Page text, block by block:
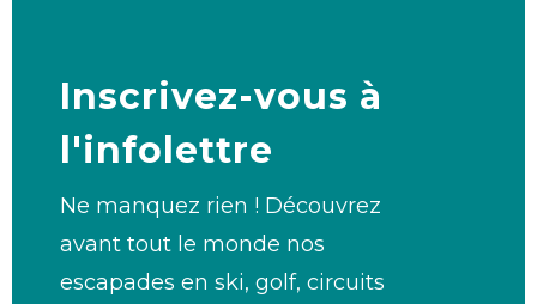
Inscrivez-vous à
l'infolettre
Ne manquez rien ! Découvrez
avant tout le monde nos
escapades en ski, golf, circuits